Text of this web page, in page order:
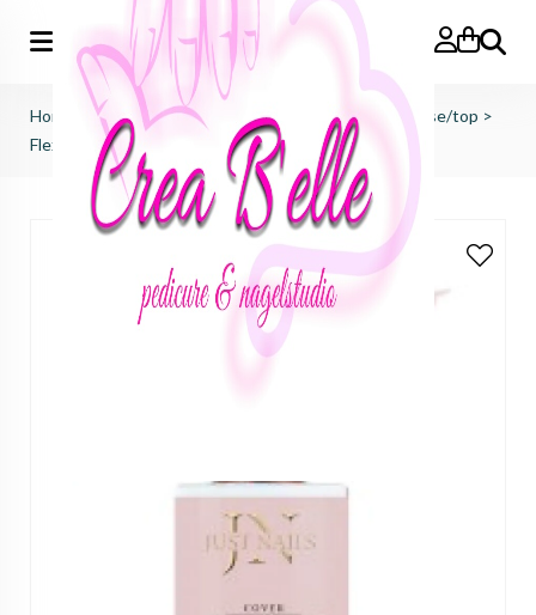
Zoeken
Home just nails (importeur benelux) bond/prep/base/top >
Flexi Builder Cover - Three little birds (BiAB)